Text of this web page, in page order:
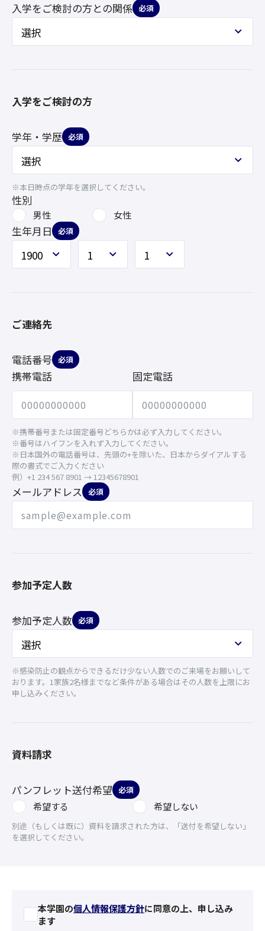
入学をご検討の方との関係 必須
入学をご検討の方
学年・学歴 必須
※本日時点の学年を選択してください。
性別
男性 女性
生年月日 必須
ご連絡先
電話番号 必須
携帯電話 固定電話
※携帯番号または固定番号どちらかは必ず入力してください。
※番号はハイフンを入れず入力してください。
※日本国外の電話番号は、先頭の+を除いた、日本からダイアルする
際の書式でご入力ください
例）+1 234 567 8901 → 12345678901
メールアドレス 必須
参加予定人数
参加予定人数 必須
※感染防止の観点からできるだけ少ない人数でのご来場をお願いして
おります。1家族2名様までなど条件がある場合はその人数を上限にお
申し込みください。
資料請求
パンフレット送付希望 必須
希望する 希望しない
別途（もしくは既に）資料を請求された方は、「送付を希望しない」
を選択してください。
本学園の個人情報保護方針に同意の上、申し込み
ます